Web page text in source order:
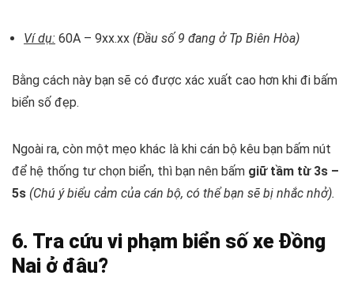
Ví dụ: 60A – 9xx.xx (Đầu số 9 đang ở Tp Biên Hòa)
Bằng cách này bạn sẽ có được xác xuất cao hơn khi đi bấm
biển số đẹp.
Ngoài ra, còn một mẹo khác là khi cán bộ kêu bạn bấm nút
để hệ thống tư chọn biển, thì bạn nên bấm giữ tầm từ 3s –
5s (Chú ý biểu cảm của cán bộ, có thể bạn sẽ bị nhắc nhở).
6. Tra cứu vi phạm biển số xe Đồng
Nai ở đâu?